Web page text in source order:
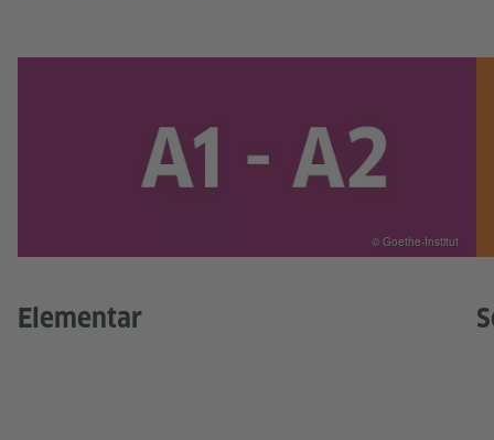
Elementar
© Goethe-Institut